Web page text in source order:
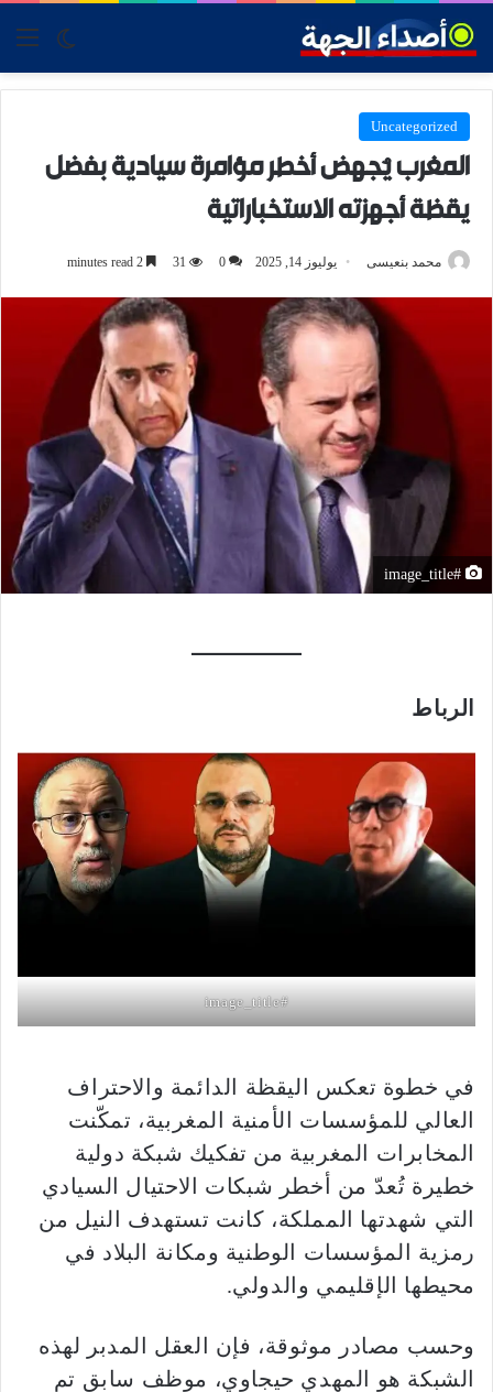
skin
Uncategorized
المغرب يُجهض أخطر مؤامرة سيادية بفضل
يقظة أجهزته الاستخباراتية
محمد بنعيسى يوليوز 14, 2025 0
31
#image_title
الرباط
#image_title
في خطوة تعكس اليقظة الدائمة والاحتراف
العالي للمؤسسات الأمنية المغربية، تمكّنت
المخابرات المغربية من تفكيك شبكة دولية
خطيرة تُعدّ من أخطر شبكات الاحتيال السيادي
التي شهدتها المملكة، كانت تستهدف النيل من
رمزية المؤسسات الوطنية ومكانة البلاد في
محيطها الإقليمي والدولي.
وحسب مصادر موثوقة، فإن العقل المدبر لهذه
الشبكة هو المهدي حيجاوي، موظف سابق تم